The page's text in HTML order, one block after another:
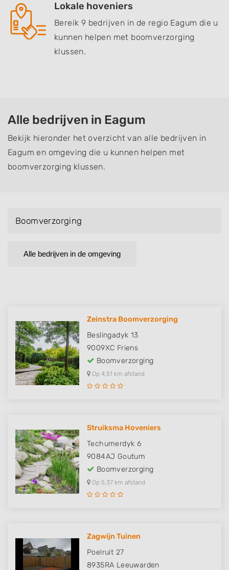
Lokale hoveniers
Bereik 9 bedrijven in de regio Eagum die u
kunnen helpen met boomverzorging
klussen.
Alle bedrijven in Eagum
Bekijk hieronder het overzicht van alle bedrijven in
Eagum en omgeving die u kunnen helpen met
boomverzorging klussen.
Boomverzorging
Alle bedrijven in de omgeving
Zeinstra Boomverzorging
Beslingadyk 13
9009XC Friens
Boomverzorging
Op 4,51 km afstand
Struiksma Hoveniers
Techumerdyk 6
9084AJ Goutum
Boomverzorging
Op 5,37 km afstand
Zagwijn Tuinen
Poelruit 27
8935RA Leeuwarden